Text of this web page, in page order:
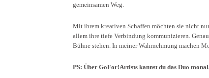
gemeinsamen Weg.
Mit ihrem kreativen Schaffen möchten sie nicht
allem ihre tiefe Verbindung kommunizieren.
Bühne stehen. In meiner Wahrnehmung machen
PS: Über GoFor!Artists kannst du das Duo